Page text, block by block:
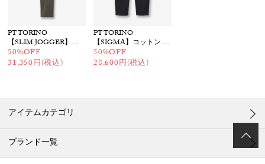
PT TORINO
【SLIM JOGGER】グレンチェック柄 パンツ
50%OFF
31,350円(税込)
PT TORINO
【SIGMA】コットン ツイルパンツ
50%OFF
28,600円(税込)
アイテムカテゴリ
ブランド一覧